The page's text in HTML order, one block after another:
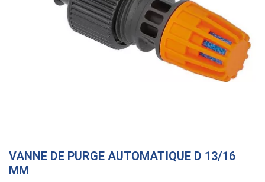
VANNE DE PURGE AUTOMATIQUE D 13/16
MM